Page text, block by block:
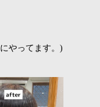
やってます。)